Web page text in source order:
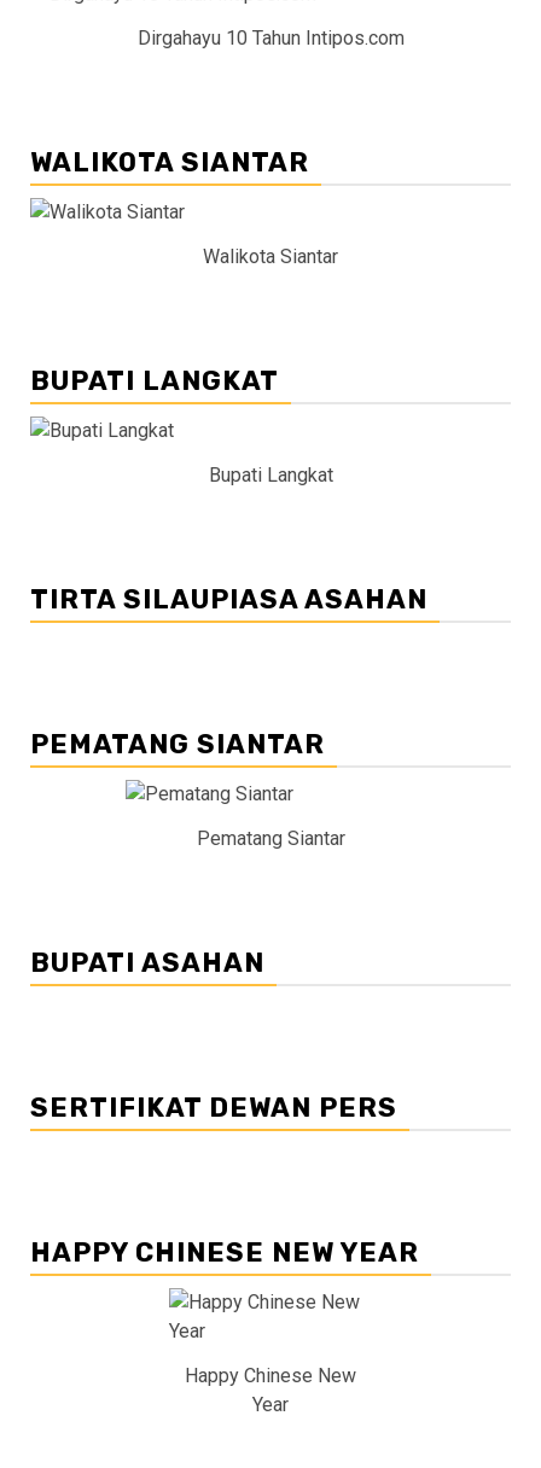
Dirgahayu 10 Tahun Intipos.com
WALIKOTA SIANTAR
Walikota Siantar
BUPATI LANGKAT
Bupati Langkat
TIRTA SILAUPIASA ASAHAN
PEMATANG SIANTAR
Pematang Siantar
BUPATI ASAHAN
SERTIFIKAT DEWAN PERS
HAPPY CHINESE NEW YEAR
Happy Chinese New
Year